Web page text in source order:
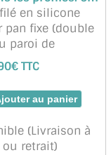
en silicone
pan fixe (double
paroi de
de verre).
: 5 m
BOHLE -
:BOHLE-
TTC
(Livraison à
retrait)